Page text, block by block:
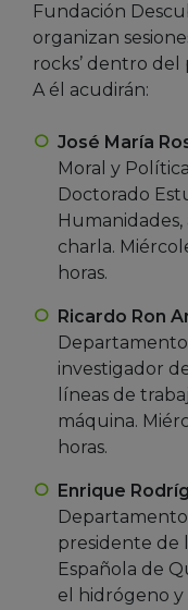
Fundación
organizan
rocks’ dentro del
A él acudirán:
José María
Moral y
Doctorado
charla.
horas.
Ricardo Ron
investigador
líneas de
máquina.
horas.
Enrique
presidente de
Española de
el hidrógeno y